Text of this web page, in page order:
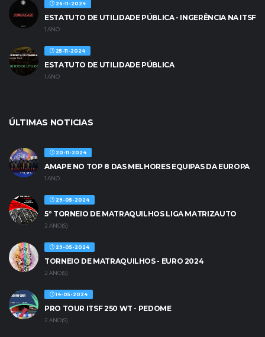
26-11-2024
ESTATUTO DE UTILIDADE PÚBLICA - INGERÊNCIA NA ITSF
1 ANO
25-11-2024
ESTATUTO DE UTILIDADE PÚBLICA
1 ANO
ÚLTIMAS NOTICIAS
20-11-2024
AMAPE NO TOP 8 DAS MELHORES EQUIPAS DA EUROPA
1 ANO
29-05-2024
5º TORNEIO DE MATRAQUILHOS LIGA MATRIZAUTO
2 ANO(S)
29-05-2024
TORNEIO DE MATRAQUILHOS - EURO 2024
2 ANO(S)
14-05-2024
PRO TOUR ITSF 250 WT - PEDOME
2 ANO(S)